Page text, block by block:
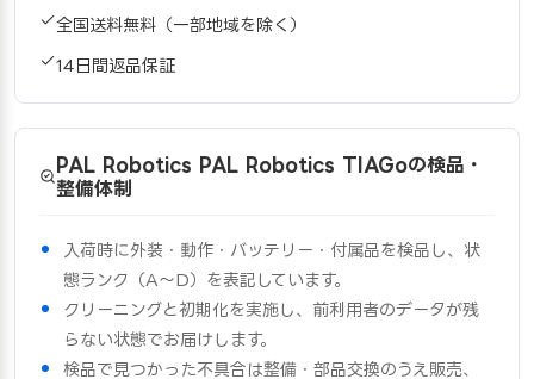
全国送料無料（一部地域を除く）
14日間返品保証
PAL Robotics PAL Robotics TIAGoの検品・
整備体制
入荷時に外装・動作・バッテリー・付属品を検品し、状
態ランク（A〜D）を表記しています。
クリーニングと初期化を実施し、前利用者のデータが残
らない状態でお届けします。
検品で見つかった不具合は整備・部品交換のうえ販売、